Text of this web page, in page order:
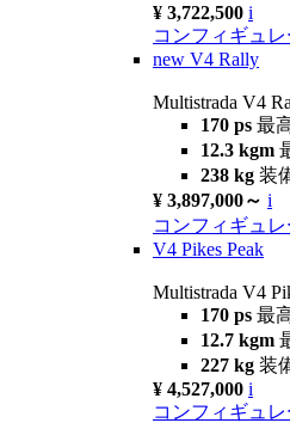
¥ 3,722,500 i
コンフィギュ
new V4 Rally
Multistrada V4
170 ps 最
12.3 kgm
238 kg 装
¥ 3,897,000～ i
コンフィギュ
V4 Pikes Peak
Multistrada V4
170 ps 最
12.7 kgm
227 kg 装
¥ 4,527,000 i
コンフィギュ